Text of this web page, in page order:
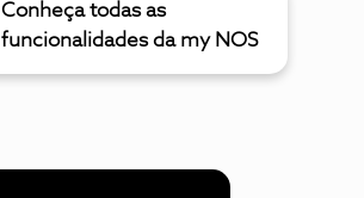
Conheça todas as
funcionalidades da my NOS